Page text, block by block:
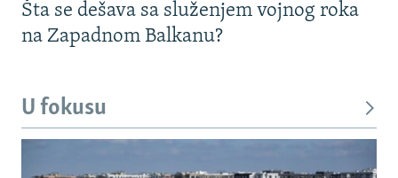
Šta se dešava sa služenjem vojnog roka
na Zapadnom Balkanu?
U fokusu